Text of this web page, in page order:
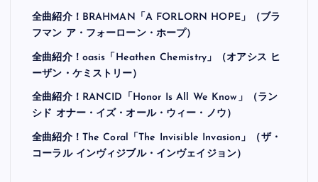
全曲紹介！BRAHMAN「A FORLORN HOPE」（ブラ
フマン ア・フォーローン・ホープ）
全曲紹介！oasis「Heathen Chemistry」（オアシス ヒ
ーザン・ケミストリー）
全曲紹介！RANCID「Honor Is All We Know」（ラン
シド オナー・イズ・オール・ウィー・ノウ）
全曲紹介！The Coral「The Invisible Invasion」（ザ・
コーラル インヴィジブル・インヴェイジョン）